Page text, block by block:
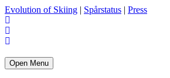
Evolution of Skiing | Spårstatus | Press
Open Menu